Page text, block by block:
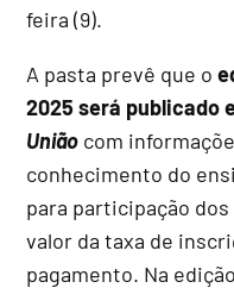
feira (9).
A pasta prevê que o
2025 será publicado
União com
conhecimento do
para participação
valor da taxa de
pagamento. Na